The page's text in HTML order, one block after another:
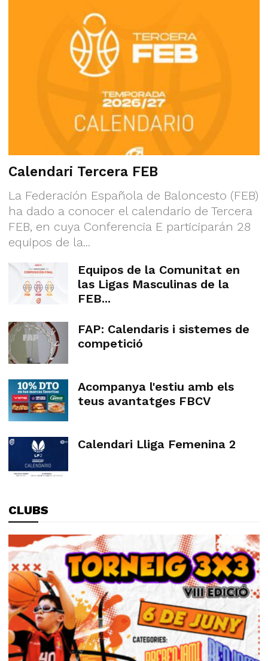
Calendari Tercera FEB
La Federación Española de Baloncesto (FEB)
ha dado a conocer el calendario de Tercera
FEB, en cuya Conferencia E participarán 28
equipos de la...
Equipos de la Comunitat en
las Ligas Masculinas de la
FEB...
FAP: Calendaris i sistemes de
competició
Acompanya l'estiu amb els
teus avantatges FBCV
Calendari Lliga Femenina 2
CLUBS